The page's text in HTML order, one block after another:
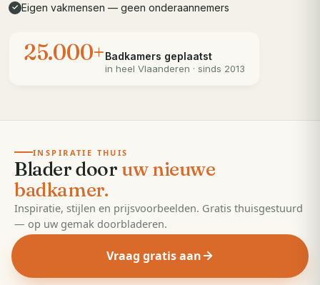
✓ Eigen vakmensen — geen onderaannemers
25.000+Badkamers geplaatst
in heel Vlaanderen · sinds 2013
EDITIE2026· 55 pagina's
INSPIRATIE THUIS
Blader door uw nieuwe
badkamer.
Inspiratie, stijlen en prijsvoorbeelden. Gratis thuisgestuurd
— op uw gemak doorbladeren.
Vraag gratis aan